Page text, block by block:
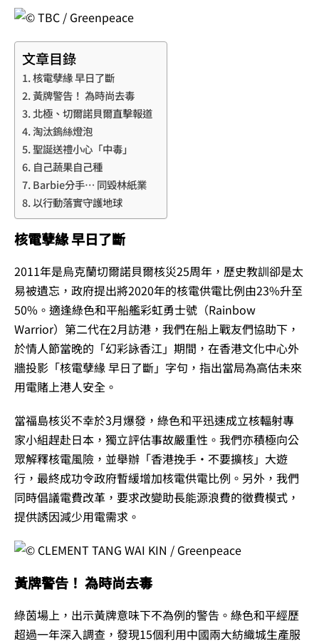
文章目錄
核電孽緣 早日了斷
黃牌警告！ 為時尚去毒
北極、切爾諾貝爾直擊報道
淘汰鎢絲燈泡
聖誕送禮小心「中毒」
自己蔬果自己種
Barbie分手… 同毀林紙業
以行動落實守護地球
核電孽緣 早日了斷
2011年是烏克蘭切爾諾貝爾核災25周年，歷史教訓卻是太
易被遺忘，政府提出將2020年的核電供電比例由23%升至
50%。適逢綠色和平船艦彩虹勇士號（Rainbow
Warrior）第二代在2月訪港，我們在船上戰友們協助下，
於情人節當晚的「幻彩詠香江」期間，在香港文化中心外
牆投影「核電孽緣 早日了斷」字句，指出當局為高估未來
用電賭上港人安全。
當福島核災不幸於3月爆發，綠色和平迅速成立核輻射專
家小組趕赴日本，獨立評估事故嚴重性。我們亦積極向公
眾解釋核電風險，並舉辦「香港挽手‧不要擴核」大遊
行，最終成功令政府暫緩增加核電供電比例。另外，我們
同時倡議電費改革，要求改變助長能源浪費的徵費模式，
提供誘因減少用電需求。
黃牌警告！ 為時尚去毒
綠茵場上，出示黃牌意味下不為例的警告。綠色和平經歷
超過一年深入調查，發現15個利用中國兩大紡織城生產服